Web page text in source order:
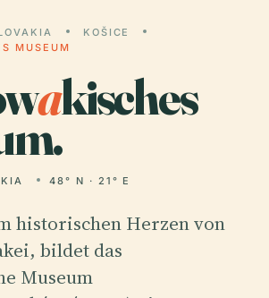
KOŠICE
MUSEUM
akisches
48° N · 21° E
historischen Herzen von
bildet das
Museum